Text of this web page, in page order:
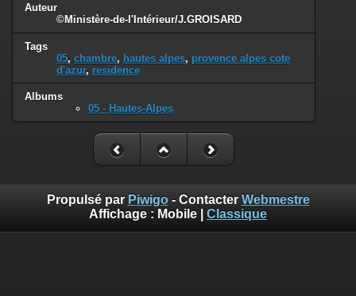
Auteur
©Ministère-de-l'Intérieur/J.GROISARD
Tags
05, chambre, hautes alpes, provence alpes cote
d'azur, residence
Albums
05 - Hautes-Alpes
Propulsé par Piwigo- Contacter Webmestre
Affichage : Mobile Classique